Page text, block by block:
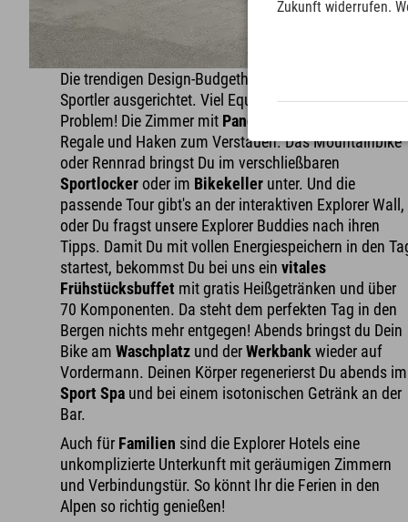
Die trendigen Design-Budgethotels sind perfekt auf alle
Sportler ausgerichtet. Viel Equipment dabei? Kein
Problem! Die Zimmer mit Panoramafenster
Regale und Haken zum Verstauen. Das Mountainbike
oder Rennrad bringst Du im verschließbaren
Sportlockeroder im Bikekeller unter. Und die
passende Tour gibt's an der interaktiven Explorer Wall,
oder Du fragst unsere Explorer Buddies nach ihren
Tipps. Damit Du mit vollen Energiespeichern in den
startest, bekommst Du bei uns einvitales
Frühstücksbuffet mit gratis Heißgetränken und über
70 Komponenten. Da steht dem perfekten Tag in den
Bergen nichts mehr entgegen! Abends bringst du Dein
Bike amWaschplatz und derWerkbank wieder auf
Vordermann. Deinen Körper regenerierst Du abends im
Sport Spa und bei einem isotonischen Getränk an der
Bar.
Auch für Familien sind die Explorer Hotels eine
unkomplizierte Unterkunft mit geräumigen Zimmern
und Verbindungstür. So könnt Ihr die Ferien in den
Alpen so richtig genießen!
Zukunft widerrufen.